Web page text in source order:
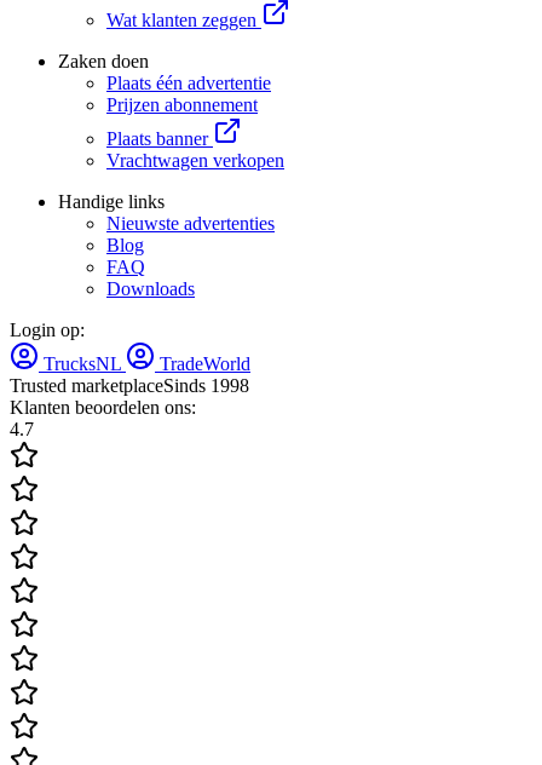
Wat klanten zeggen
Zaken doen
Plaats één advertentie
Prijzen abonnement
Plaats banner
Vrachtwagen verkopen
Handige links
Nieuwste advertenties
Blog
FAQ
Downloads
Login op:
TrucksNL
TradeWorld
Trusted marketplaceSinds 1998
Klanten beoordelen ons:
4.7